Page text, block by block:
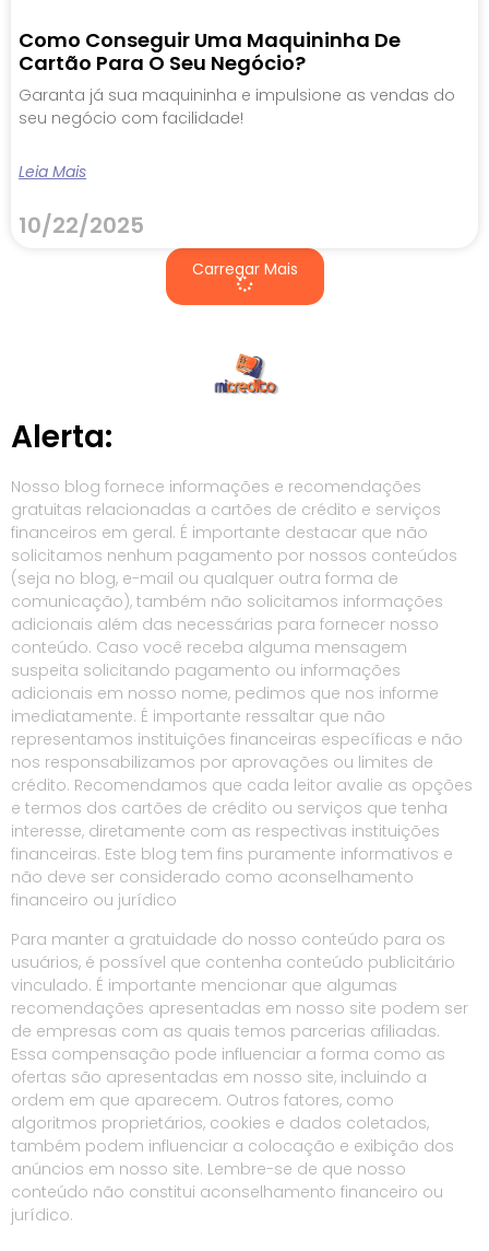
Como Conseguir Uma Maquininha De
Cartão Para O Seu Negócio?
Garanta já sua maquininha e impulsione as vendas do
seu negócio com facilidade!
Leia Mais
10/22/2025
Carregar Mais
Alerta:
Nosso blog fornece informações e recomendações
gratuitas relacionadas a cartões de crédito e serviços
financeiros em geral. É importante destacar que não
solicitamos nenhum pagamento por nossos conteúdos
(seja no blog, e-mail ou qualquer outra forma de
comunicação), também não solicitamos informações
adicionais além das necessárias para fornecer nosso
conteúdo. Caso você receba alguma mensagem
suspeita solicitando pagamento ou informações
adicionais em nosso nome, pedimos que nos informe
imediatamente. É importante ressaltar que não
representamos instituições financeiras específicas e não
nos responsabilizamos por aprovações ou limites de
crédito. Recomendamos que cada leitor avalie as opções
e termos dos cartões de crédito ou serviços que tenha
interesse, diretamente com as respectivas instituições
financeiras. Este blog tem fins puramente informativos e
não deve ser considerado como aconselhamento
financeiro ou jurídico
Para manter a gratuidade do nosso conteúdo para os
usuários, é possível que contenha conteúdo publicitário
vinculado. É importante mencionar que algumas
recomendações apresentadas em nosso site podem ser
de empresas com as quais temos parcerias afiliadas.
Essa compensação pode influenciar a forma como as
ofertas são apresentadas em nosso site, incluindo a
ordem em que aparecem. Outros fatores, como
algoritmos proprietários, cookies e dados coletados,
também podem influenciar a colocação e exibição dos
anúncios em nosso site. Lembre-se de que nosso
conteúdo não constitui aconselhamento financeiro ou
jurídico.